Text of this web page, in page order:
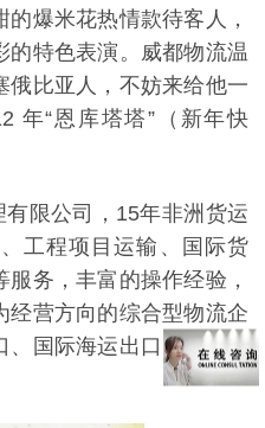
爆米花热情款待客人，
的特色表演。威都物流温
俄比亚人，不妨来给他一
年“恩库塔塔”（新年快
限公司，15年非洲货运
工程项目运输、国际货
务，丰富的操作经验，
经营方向的综合型物流企
、国际海运出口的需求，